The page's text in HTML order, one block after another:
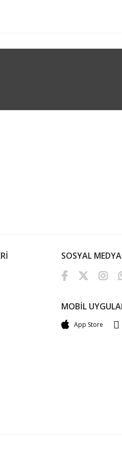
SOSYAL MEDYA
MOBİL
App Store